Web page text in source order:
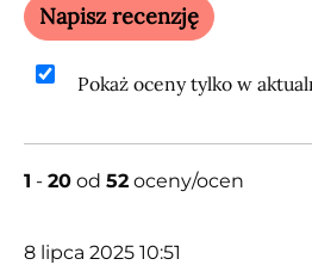
Napisz recenzję
Pokaż oceny tylko w
1 - 20 od 52 oceny/ocen
8 lipca 2025 10:51